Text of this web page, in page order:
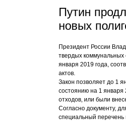
Путин
новых
Президент России
твердых коммунальных
января 2019 года,
актов.
Закон позволяет до 1
состоянию на 1 января
отходов, или были
Согласно документу,
специальный